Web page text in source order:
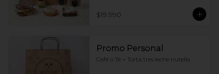
$19.990
Promo Personal
Café o Té + Torta tres leche nutella